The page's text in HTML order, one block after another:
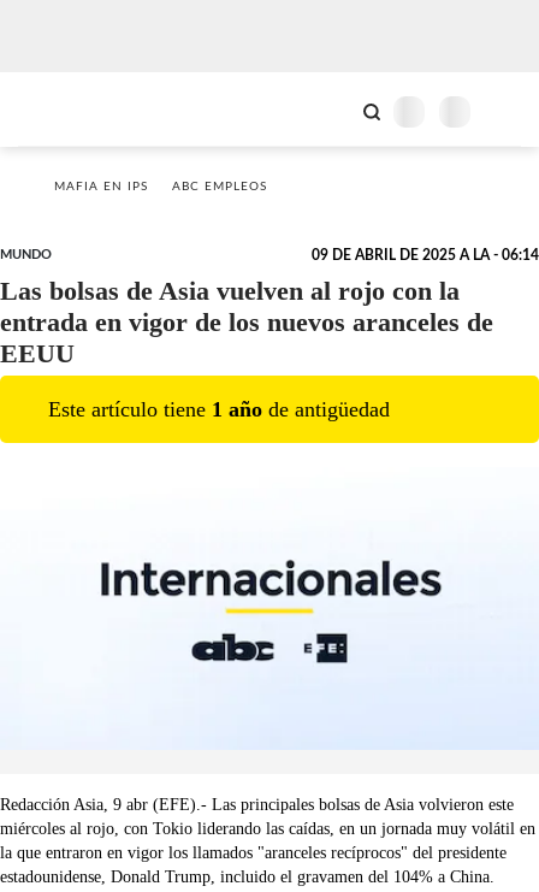
MAFIA EN IPS ABC EMPLEOS
MUNDO 09 DE ABRIL DE 2025 A LA - 06:14
Las bolsas de Asia vuelven al rojo con la
entrada en vigor de los nuevos aranceles de
EEUU
Este artículo tiene 1 año de antigüedad
Redacción Asia, 9 abr (EFE).- Las principales bolsas de Asia volvieron este
miércoles al rojo, con Tokio liderando las caídas, en un jornada muy volátil en
la que entraron en vigor los llamados "aranceles recíprocos" del presidente
estadounidense, Donald Trump, incluido el gravamen del 104% a China.